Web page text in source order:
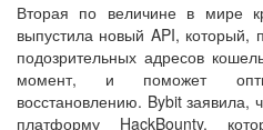
Вторая по величине в мире
выпустила новый API, который,
подозрительных адресов
момент, и поможет
восстановлению. Bybit заявила,
платформу HackBounty,